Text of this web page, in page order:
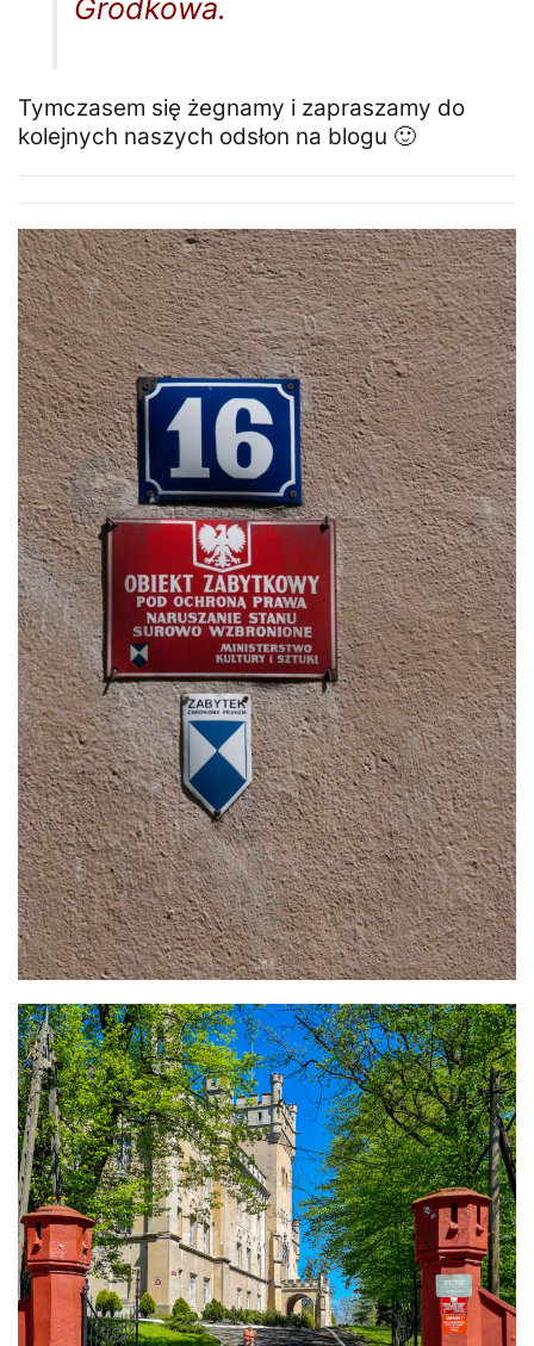
Grodkowa.
Tymczasem się żegnamy i zapraszamy do
kolejnych naszych odsłon na blogu 🙂